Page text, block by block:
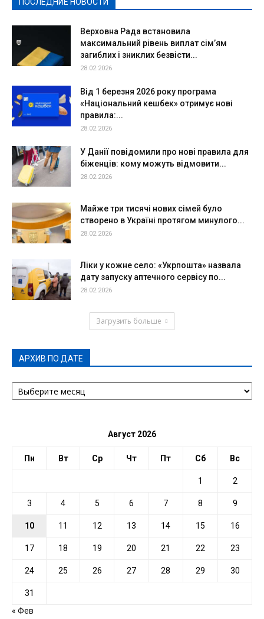
ПОСЛЕДНИЕ НОВОСТИ
Верховна Рада встановила
максимальний рівень виплат сім’ям
загиблих і зниклих безвісти...
28.02.2026
Від 1 березня 2026 року програма
«Національний кешбек» отримує нові
правила:...
28.02.2026
У Данії повідомили про нові правила для
біженців: кому можуть відмовити...
28.02.2026
Майже три тисячі нових сімей було
створено в Україні протягом минулого...
28.02.2026
Ліки у кожне село: «Укрпошта» назвала
дату запуску аптечного сервісу по...
28.02.2026
Загрузить больше
АРХИВ ПО ДАТЕ
АРХИВ
ПО
Август 2026
Пн Вт Ср Чт Пт Сб Вс
1 2
3 4 5 6 7 8 9
10 11 12 13 14 15 16
17 18 19 20 21 22 23
24 25 26 27 28 29 30
31
« Фев